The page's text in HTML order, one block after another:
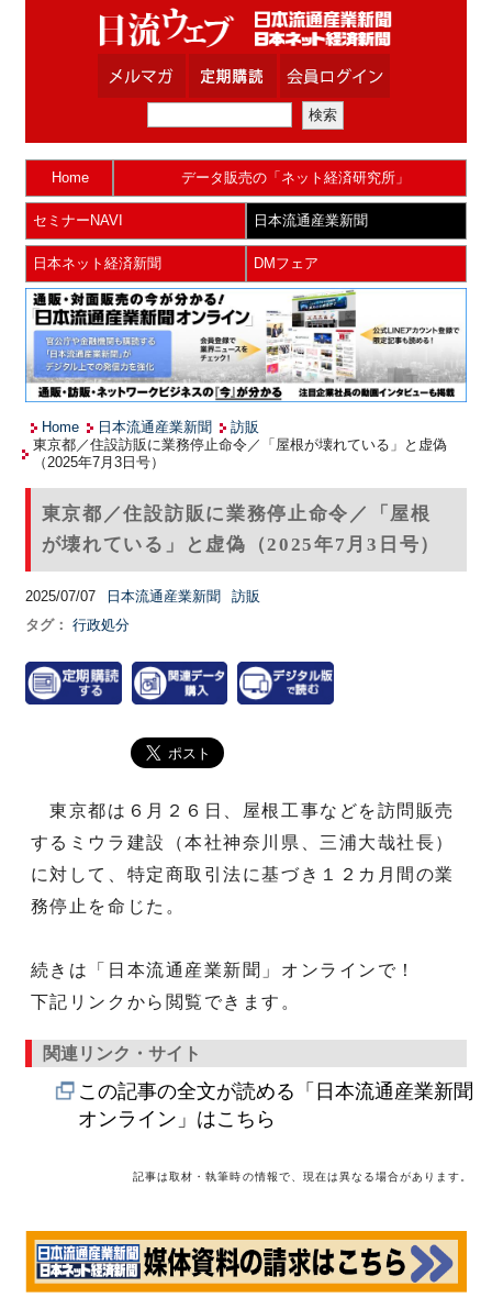
Home データ販売の「ネット経済研究所」
セミナーNAVI 日本流通産業新聞
日本ネット経済新聞 DMフェア
Home 日本流通産業新聞
訪販
東京都／住設訪販に業務停止命令／「屋根が壊れている」と虚偽
（2025年7月3日号）
東京都／住設訪販に業務停止命令／「屋根
が壊れている」と虚偽（2025年7月3日号）
2025/07/07 日本流通産業新聞
訪販
タグ： 行政処分
東京都は６月２６日、屋根工事などを訪問販売
するミウラ建設（本社神奈川県、三浦大哉社長）
に対して、特定商取引法に基づき１２カ月間の業
務停止を命じた。
続きは「日本流通産業新聞」オンラインで！
下記リンクから閲覧できます。
関連リンク・サイト
この記事の全文が読める「日本流通産業新聞
オンライン」はこちら
記事は取材・執筆時の情報で、現在は異なる場合があります。